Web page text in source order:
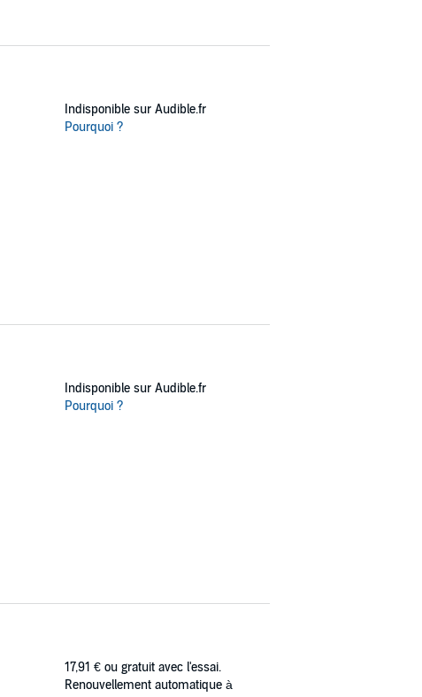
Indisponible sur Audible.fr
Pourquoi ?
Indisponible sur Audible.fr
Pourquoi ?
17,91 € ou gratuit avec l'essai.
Renouvellement automatique à